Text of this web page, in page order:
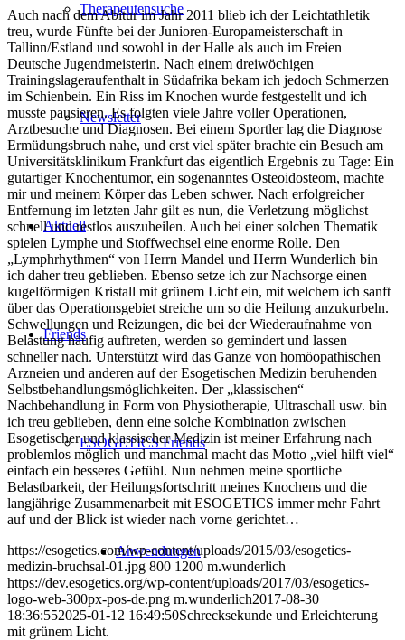
Therapeutensuche
Newsletter
Aktuell
Friends
ESOGETICS Friends
Anwendungen
Auch nach dem Abitur im Jahr 2011 blieb ich der Leichtathletik
treu, wurde Fünfte bei der Junioren-Europameisterschaft in
Tallinn/Estland und sowohl in der Halle als auch im Freien
Deutsche Jugendmeisterin. Nach einem dreiwöchigen
Trainingslageraufenthalt in Südafrika bekam ich jedoch Schmerzen
im Schienbein. Ein Riss im Knochen wurde festgestellt und ich
musste pausieren. Es folgten viele Jahre voller Operationen,
Arztbesuche und Diagnosen. Bei einem Sportler lag die Diagnose
Ermüdungsbruch nahe, und erst viel später brachte ein Besuch am
Universitätsklinikum Frankfurt das eigentlich Ergebnis zu Tage: Ein
gutartiger Knochentumor, ein sogenanntes Osteoid­osteom, machte
mir und meinem Körper das Leben schwer. Nach erfolgreicher
Entfernung im letzten Jahr gilt es nun, die Verletzung möglichst
schnell und restlos auszuheilen. Auch bei einer solchen Thematik
spielen Lymphe und Stoffwechsel eine enorme Rolle. Den
„Lymphrhythmen“ von Herrn Mandel und Herrn Wunderlich bin
ich daher treu geblieben. Ebenso setze ich zur Nachsorge einen
kugelförmigen Kristall mit grünem Licht ein, mit welchem ich sanft
über das Operationsgebiet streiche um so die Heilung anzukurbeln.
Schwellungen und Reizungen, die bei der Wiederaufnahme von
Belastung häufig auftreten, werden so gemindert und lassen
schneller nach. Unterstützt wird das Ganze von homöopathischen
Arzneien und anderen auf der Esogetischen Medizin beruhenden
Selbstbehandlungsmöglichkeiten. Der „klassischen“
Nachbehandlung in Form von Physiotherapie, Ultraschall usw. bin
ich treu geblieben, denn eine solche Kombination zwischen
Esogetischer und klassischer Medizin ist meiner Erfahrung nach
problemlos möglich und manchmal macht das Motto „viel hilft viel“
einfach ein besseres Gefühl. Nun nehmen meine sportliche
Belastbarkeit, der Heilungsfortschritt meines Knochens und die
langjährige Zusammenarbeit mit ESOGETICS immer mehr Fahrt
auf und der Blick ist wieder nach vorne gerichtet…
https://esogetics.com/wp-content/uploads/2015/03/esogetics-
medizin-bruchsal-01.jpg 800 1200 m.wunderlich
https://dev.esogetics.org/wp-content/uploads/2017/03/esogetics-
logo-web-300px-pos-de.png m.wunderlich2017-08-30
18:36:552025-01-12 16:49:50Schrecksekunde und Erleichterung
mit grünem Licht.